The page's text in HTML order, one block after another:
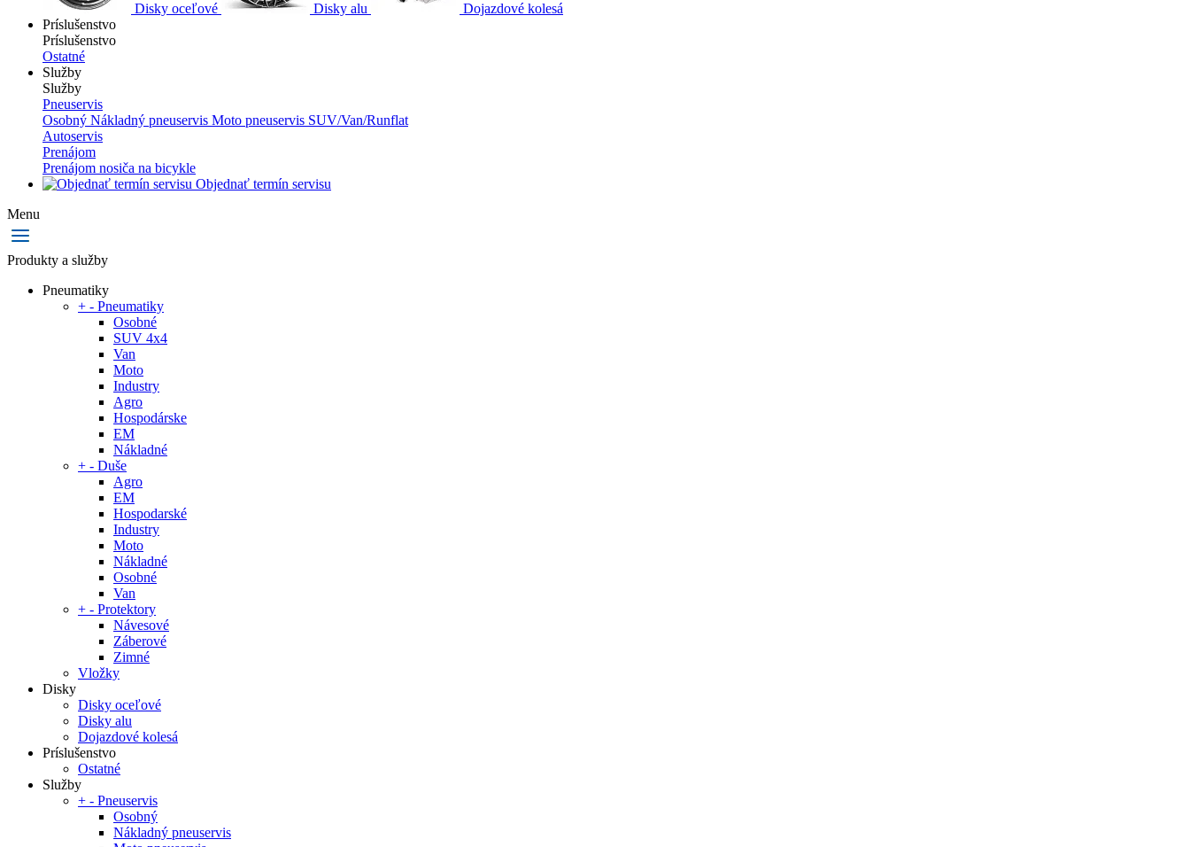
Disky oceľové Disky alu
Dojazdové kolesá
Príslušenstvo
Príslušenstvo
Ostatné
Služby
Služby
Pneuservis
Osobný Nákladný pneuservis Moto pneuservis SUV/Van/Runflat
Autoservis
Prenájom
Prenájom nosiča na bicykle
Objednať termín servisu
Menu
Produkty a služby
Pneumatiky
+ - Pneumatiky
Osobné
SUV 4x4
Van
Moto
Industry
Agro
Hospodárske
EM
Nákladné
+ - Duše
Agro
EM
Hospodarské
Industry
Moto
Nákladné
Osobné
Van
+ - Protektory
Návesové
Záberové
Zimné
Vložky
Disky
Disky oceľové
Disky alu
Dojazdové kolesá
Príslušenstvo
Ostatné
Služby
+ - Pneuservis
Osobný
Nákladný pneuservis